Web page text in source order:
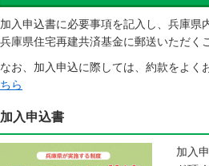
加入申込書に必要事項を記入し、兵庫県
兵庫県住宅再建共済基金に郵送いただく
なお、加入申込に際しては、約款をよく
ちら
加入申込書
加入